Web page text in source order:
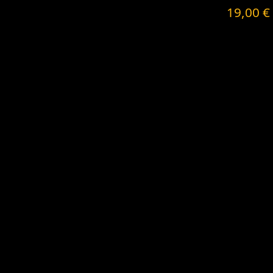
19,00 €